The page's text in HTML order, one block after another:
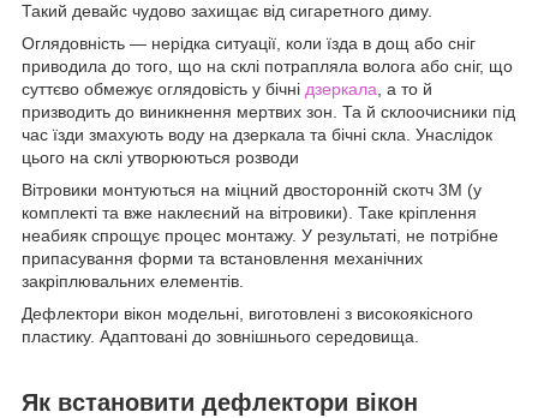
Такий девайс чудово захищає від сигаретного диму.
Оглядовність — нерідка ситуації, коли їзда в дощ або сніг
приводила до того, що на склі потрапляла волога або сніг, що
суттєво обмежує оглядовість у бічні дзеркала , а то й
призводить до виникнення мертвих зон. Та й склоочисники під
час їзди змахують воду на дзеркала та бічні скла. Унаслідок
цього на склі утворюються розводи
Вітровики монтуються на міцний двосторонній скотч 3М (у
комплекті та вже наклеєний на вітровики). Таке кріплення
неабияк спрощує процес монтажу. У результаті, не потрібне
припасування форми та встановлення механічних
закріплювальних елементів.
Дефлектори вікон модельні, виготовлені з високоякісного
пластику. Адаптовані до зовнішнього середовища.
Як встановити дефлектори вікон